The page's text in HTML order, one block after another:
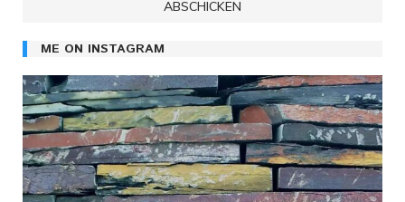
ME ON INSTAGRAM